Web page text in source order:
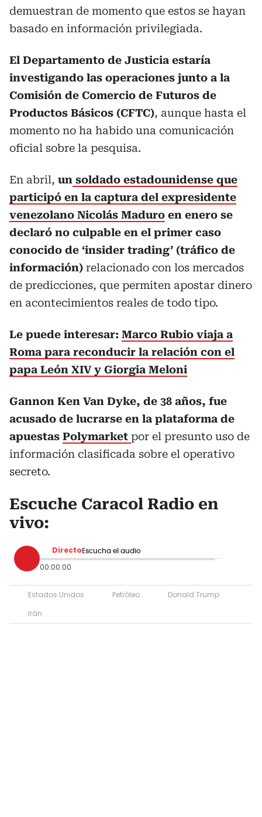
demuestran de momento que estos se hayan
basado en información privilegiada.
El Departamento de Justicia estaría
investigando las operaciones junto a la
Comisión de Comercio de Futuros de
Productos Básicos (CFTC), aunque hasta el
momento no ha habido una comunicación
oficial sobre la pesquisa.
En abril, un soldado estadounidense que
participó en la captura del expresidente
venezolano Nicolás Maduro en enero se
declaró no culpable en el primer caso
conocido de ‘insider trading’ (tráfico de
información) relacionado con los mercados
de predicciones, que permiten apostar dinero
en acontecimientos reales de todo tipo.
Le puede interesar: Marco Rubio viaja a
Roma para reconducir la relación con el
papa León XIV y Giorgia Meloni
Gannon Ken Van Dyke, de 38 años, fue
acusado de lucrarse en la plataforma de
apuestas Polymarket por el presunto uso de
información clasificada sobre el operativo
secreto.
Escuche Caracol Radio en
vivo:
Directo Escucha el audio
00:00:00
Estados Unidos Petróleo
Donald Trump
Irán